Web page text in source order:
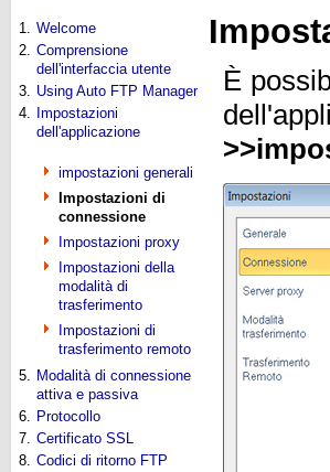
1.
Welcome
2. Comprensione
dell'interfaccia utente
3.
Using Auto FTP Manager
4.
Impostazioni
dell'applicazione
impostazioni generali
Impostazioni di
connessione
Impostazioni proxy
Impostazioni della
modalità di
trasferimento
Impostazioni di
trasferimento remoto
5.
Modalità di connessione
attiva e passiva
6.
Protocollo
7. Certificato SSL
8. Codici di ritorno FTP
È
>>